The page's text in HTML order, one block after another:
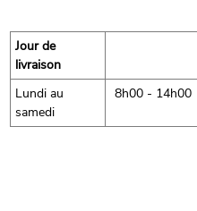
Jour de
livraison
Lundi au
samedi
8h00 - 14h00